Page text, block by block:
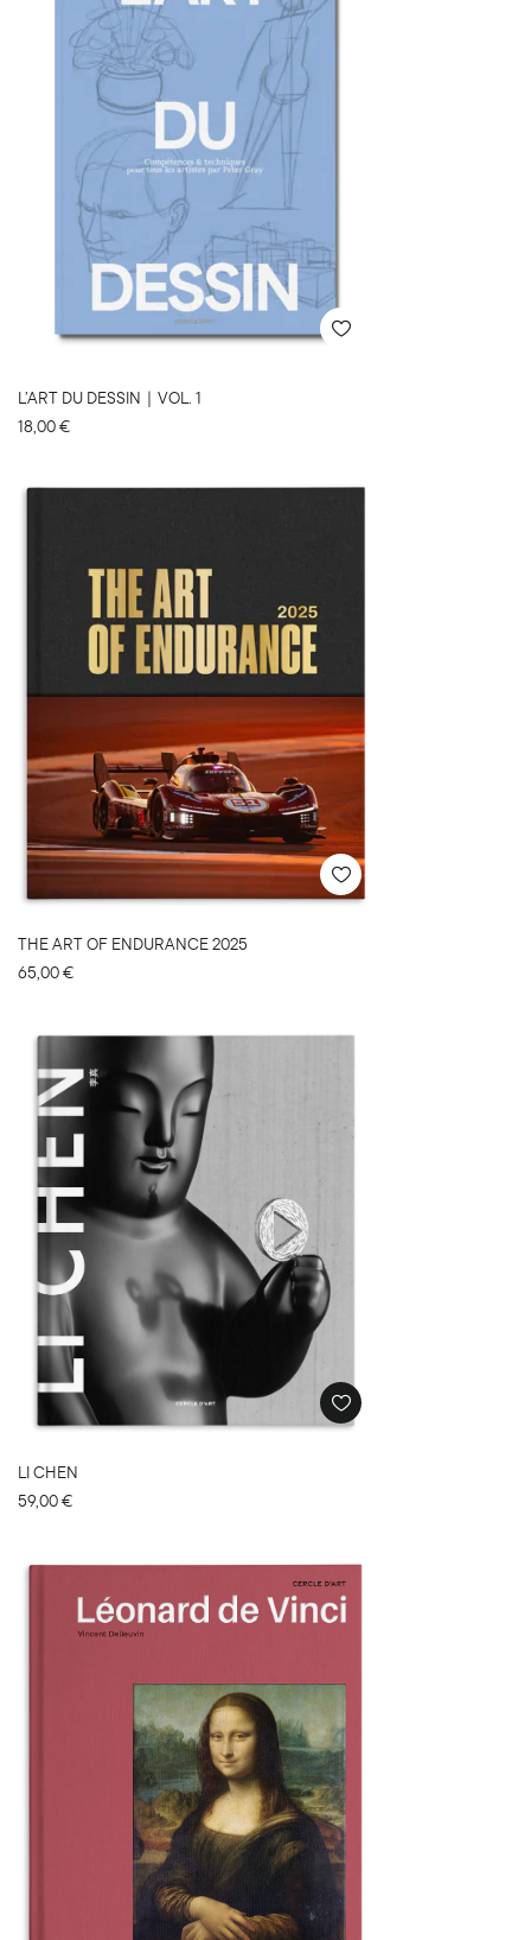
L’ART DU DESSIN｜VOL. 1
18,00€
THE ART OF ENDURANCE 2025
65,00€
LI CHEN
59,00€